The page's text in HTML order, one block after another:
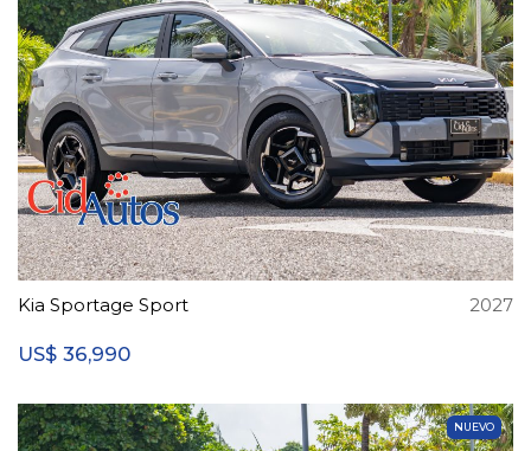
Kia Sportage Sport 2027
US$ 36,990
NUEVO